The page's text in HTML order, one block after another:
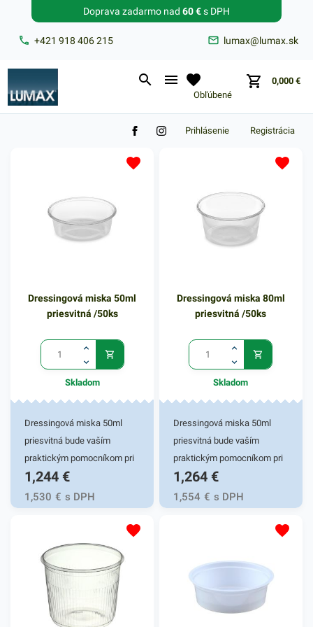
+421 918 406 215 lumax@lumax.sk
Doprava zadarmo nad 60 €s DPH
Obľúbené
0,000 €
Zabudnuté heslo?
Registrácia
Prihlásenie
Dressingová miska 50ml
priesvitná /50ks
Skladom
Dressingová miska 50ml
priesvitná bude vaším
praktickým pomocníkom pri
rýchlom balení rôznych
dressingov, omáčok či iných
tekutých marinád.
praktické riešenie na balenie
a uchovanie dressingu. Svoje
uplatnenie nachádza najmä v
gastro prevádzkach, pri
rozvoze jedla a podobne.
1,244 €
1,530 € s DPH
Dressingová miska 80ml
priesvitná /50ks
Skladom
Dressingová miska 50ml
priesvitná bude vaším
praktickým pomocníkom pri
rýchlom balení rôznych
dressingov, omáčok či iných
tekutých marinád.
Predstavuje rýchle a prakticé
uchovanie dressingu. Svoje
uplatnenie nachádza najmä v
gastro prevádzkach, pri
rozvoze jedla a podobne.
1,264 €
1,554 € s DPH